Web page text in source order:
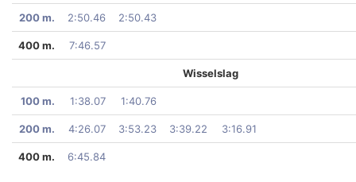
200 m. 2:50.46 2:50.43
400 m. 7:46.57
Wisselslag
100 m. 1:38.07 1:40.76
200 m. 4:26.07 3:53.23 3:39.22 3:16.91
400 m. 6:45.84